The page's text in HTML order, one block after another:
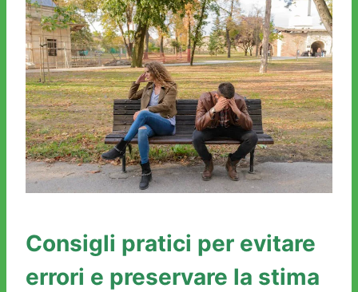
Consigli pratici per evitare
errori e preservare la stima